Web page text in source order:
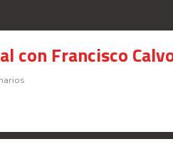
con Francisco